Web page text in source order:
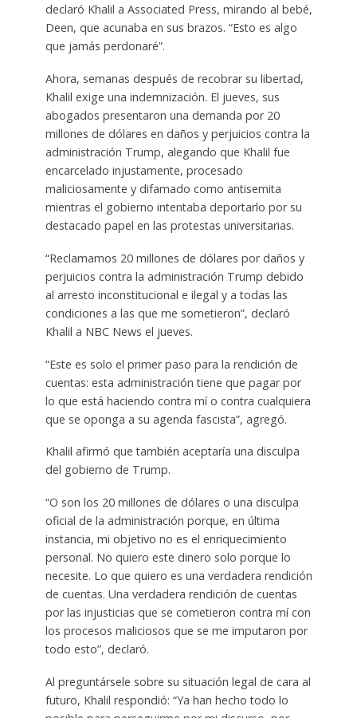
declaró Khalil a Associated Press, mirando al bebé,
Deen, que acunaba en sus brazos. “Esto es algo
que jamás perdonaré”.
Ahora, semanas después de recobrar su libertad,
Khalil exige una indemnización. El jueves, sus
abogados presentaron una demanda por 20
millones de dólares en daños y perjuicios contra la
administración Trump, alegando que Khalil fue
encarcelado injustamente, procesado
maliciosamente y difamado como antisemita
mientras el gobierno intentaba deportarlo por su
destacado papel en las protestas universitarias.
“Reclamamos 20 millones de dólares por daños y
perjuicios contra la administración Trump debido
al arresto inconstitucional e ilegal y a todas las
condiciones a las que me sometieron”, declaró
Khalil a NBC News el jueves.
“Este es solo el primer paso para la rendición de
cuentas: esta administración tiene que pagar por
lo que está haciendo contra mí o contra cualquiera
que se oponga a su agenda fascista”, agregó.
Khalil afirmó que también aceptaría una disculpa
del gobierno de Trump.
“O son los 20 millones de dólares o una disculpa
oficial de la administración porque, en última
instancia, mi objetivo no es el enriquecimiento
personal. No quiero este dinero solo porque lo
necesite. Lo que quiero es una verdadera rendición
de cuentas. Una verdadera rendición de cuentas
por las injusticias que se cometieron contra mí con
los procesos maliciosos que se me imputaron por
todo esto”, declaró.
Al preguntársele sobre su situación legal de cara al
futuro, Khalil respondió: “Ya han hecho todo lo